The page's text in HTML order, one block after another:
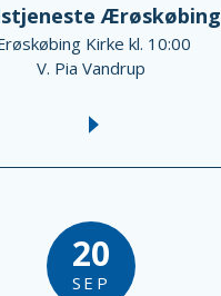
Ærøskøbing
Kirke kl. 10:00
V. Pia Vandrup
20
SEP